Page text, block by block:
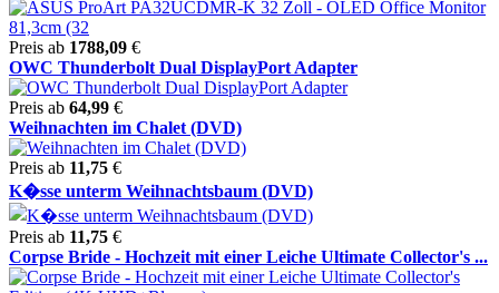
Preis ab 1788,09 €
OWC Thunderbolt Dual DisplayPort Adapter
Preis ab 64,99 €
Weihnachten im Chalet (DVD)
Preis ab 11,75 €
K�sse unterm Weihnachtsbaum (DVD)
Preis ab 11,75 €
Corpse Bride - Hochzeit mit einer Leiche Ultimate Collector's ...